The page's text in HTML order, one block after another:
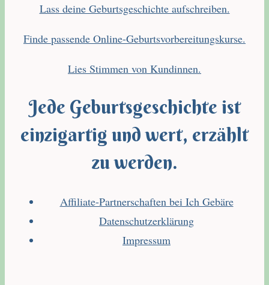
Lass deine Geburtsgeschichte aufschreiben.
Finde passende Online-Geburtsvorbereitungskurse.
Lies Stimmen von Kundinnen.
Jede Geburtsgeschichte ist
einzigartig und wert, erzählt
zu werden.
Affiliate-Partnerschaften bei Ich Gebäre
Datenschutzerklärung
Impressum